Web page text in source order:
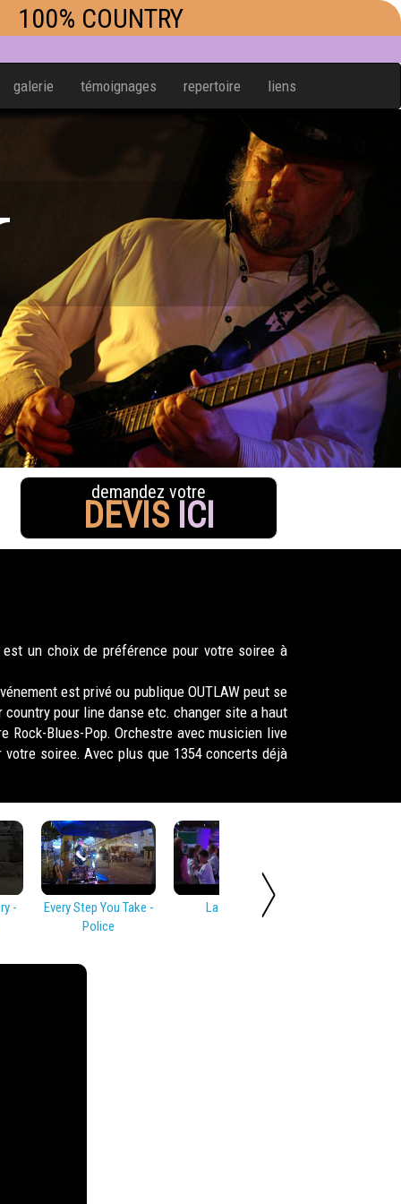
100% COUNTRY
galerie témoignages repertoire liens
demandez votre
DEVIS ICI
un choix de préférence pour votre soiree à
est privé ou publique OUTLAW peut se
country pour line danse etc. changer site a haut
Rock-Blues-Pop. Orchestre avec musicien live
soiree. Avec plus que 1354 concerts déjà
-
Every Step You Take -
Police
La Bamba